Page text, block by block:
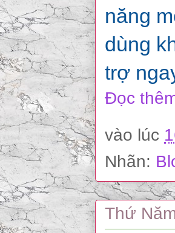
năng
dùng
trợ
Đọc
vào lúc
Nhãn:
Thứ